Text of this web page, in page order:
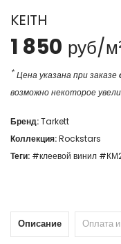
KEITH
1 850 руб/
* Цена указана при заказе
возможно некоторое
Бренд:Tarkett
Коллекция:Rockstars
Теги: #клеевой винил
Описание Оплата